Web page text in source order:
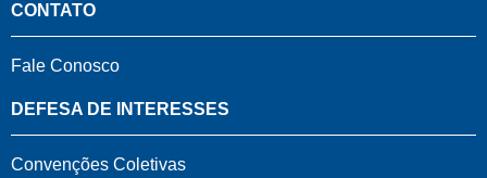
CONTATO
Fale Conosco
DEFESA DE INTERESSES
Convenções Coletivas